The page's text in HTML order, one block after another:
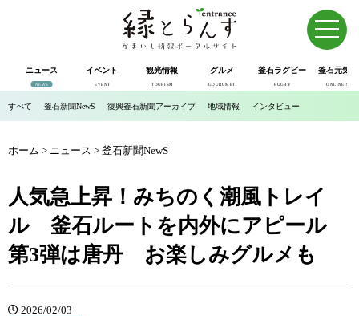
ニュース
NEWS
イベント
EVENT
観光情報
TOURISM
グルメ
GOURUMET
釜石ラグビー
RUGBY
釜石元気
ONLINE SHOP
すべて 釜石新聞NewS 復興釜石新聞アーカイブ 地域情報 インタビュー
ホーム > ニュース > 釜石新聞NewS
人気急上昇！みちのく潮風トレイ
ル 釜石ルートを内外にアピール
第3弾は唐丹 お楽しみグルメも
2026/02/03